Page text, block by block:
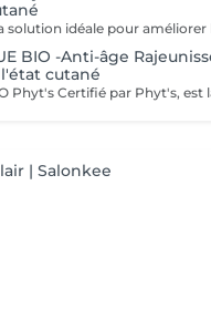
BIO -Anti-âge
cutané